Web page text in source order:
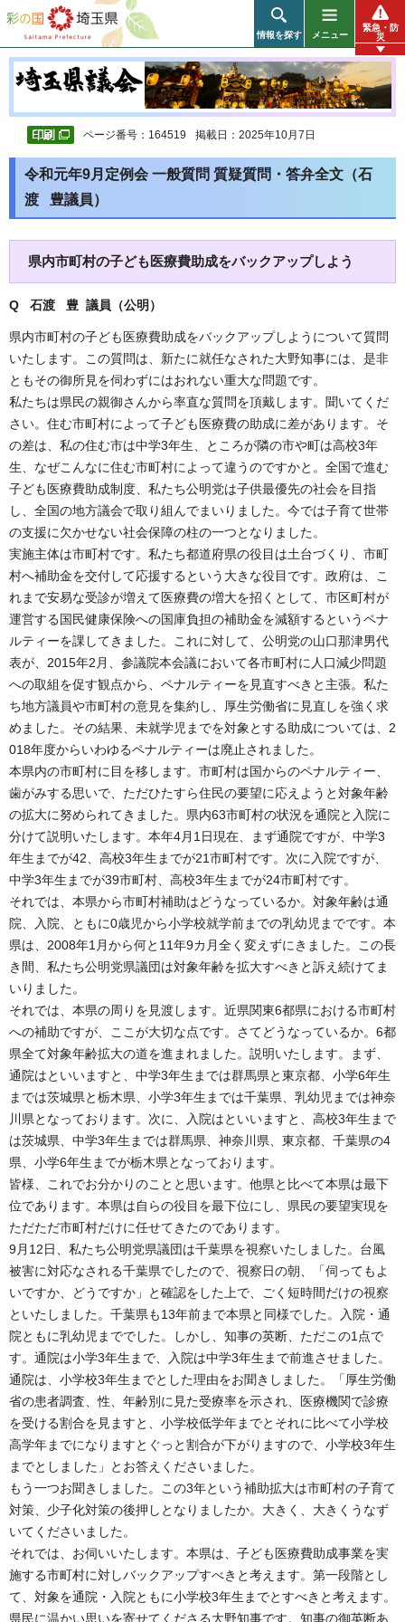
彩の国 埼玉県
情報を探す メニュー
緊急・防
災
ページ番号：164519 掲載日：2025年10月7日
令和元年9月定例会 一般質問 質疑質問・答弁全文（石
渡 豊議員）
県内市町村の子ども医療費助成をバックアップしよう
Q 石渡 豊 議員（公明 ）
県内市町村の子ども医療費助成をバックアップしようについて質問
いたします。この質問は、新たに就任なされた大野知事には、是非
ともその御所見を伺わずにはおれない重大な問題です。
私たちは県民の親御さんから率直な質問を頂戴します。聞いてくだ
さい。住む市町村によって子ども医療費の助成に差があります。そ
の差は、私の住む市は中学3年生、ところが隣の市や町は高校3年
生、なぜこんなに住む市町村によって違うのですかと。全国で進む
子ども医療費助成制度、私たち公明党は子供最優先の社会を目指
し、全国の地方議会で取り組んでまいりました。今では子育て世帯
の支援に欠かせない社会保障の柱の一つとなりました。
実施主体は市町村です。私たち都道府県の役目は土台づくり、市町
村へ補助金を交付して応援するという大きな役目です。政府は、こ
れまで安易な受診が増えて医療費の増大を招くとして、市区町村が
運営する国民健康保険への国庫負担の補助金を減額するというペナ
ルティーを課してきました。これに対して、公明党の山口那津男代
表が、2015年2月、参議院本会議において各市町村に人口減少問題
への取組を促す観点から、ペナルティーを見直すべきと主張。私た
ち地方議員や市町村の意見を集約し、厚生労働省に見直しを強く求
めました。その結果、未就学児までを対象とする助成については、2
018年度からいわゆるペナルティーは廃止されました。
本県内の市町村に目を移します。市町村は国からのペナルティー、
歯がみする思いで、ただひたすら住民の要望に応えようと対象年齢
の拡大に努められてきました。県内63市町村の状況を通院と入院に
分けて説明いたします。本年4月1日現在、まず通院ですが、中学3
年生までが42、高校3年生までが21市町村です。次に入院ですが、
中学3年生までが39市町村、高校3年生までが24市町村です。
それでは、本県から市町村補助はどうなっているか。対象年齢は通
院、入院、ともに0歳児から小学校就学前までの乳幼児までです。本
県は、2008年1月から何と11年9カ月全く変えずにきました。この長
き間、私たち公明党県議団は対象年齢を拡大すべきと訴え続けてま
いりました。
それでは、本県の周りを見渡します。近県関東6都県における市町村
への補助ですが、ここが大切な点です。さてどうなっているか。6都
県全て対象年齢拡大の道を進まれました。説明いたします。まず、
通院はといいますと、中学3年生までは群馬県と東京都、小学6年生
までは茨城県と栃木県、小学3年生までは千葉県、乳幼児までは神奈
川県となっております。次に、入院はといいますと、高校3年生まで
は茨城県、中学3年生までは群馬県、神奈川県、東京都、千葉県の4
県、小学6年生までが栃木県となっております。
皆様、これでお分かりのことと思います。他県と比べて本県は最下
位であります。本県は自らの役目を最下位にし、県民の要望実現を
ただただ市町村だけに任せてきたのであります。
9月12日、私たち公明党県議団は千葉県を視察いたしました。台風
被害に対応なされる千葉県でしたので、視察日の朝、「伺ってもよ
いですか、どうですか」と確認をした上で、ごく短時間だけの視察
といたしました。千葉県も13年前まで本県と同様でした。入院・通
院ともに乳幼児まででした。しかし、知事の英断、ただこの1点で
す。通院は小学3年生まで、入院は中学3年生まで前進させました。
通院は、小学校3年生までとした理由をお聞きしました。「厚生労働
省の患者調査、性、年齢別に見た受療率を示され、医療機関で診療
を受ける割合を見ますと、小学校低学年までとそれに比べて小学校
高学年までになりますとぐっと割合が下がりますので、小学校3年生
までとしました」とお答えくださいました。
もう一つお聞きしました。この3年という補助拡大は市町村の子育て
対策、少子化対策の後押しとなりましたか。大きく、大きくうなず
いてくださいました。
それでは、お伺いいたします。本県は、子ども医療費助成事業を実
施する市町村に対しバックアップすべきと考えます。第一段階とし
て、対象を通院・入院ともに小学校3年生までとすべきと考えます。
県民に温かい思いを寄せてくださる大野知事です。知事の御英断あ